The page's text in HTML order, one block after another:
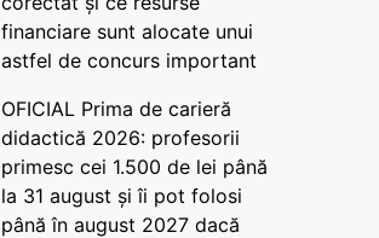
financiare sunt alocate unui
astfel de concurs important
OFICIAL Prima de carieră
didactică 2026: profesorii
primesc cei 1.500 de lei până
la 31 august și îi pot folosi
până în august 2027 dacă